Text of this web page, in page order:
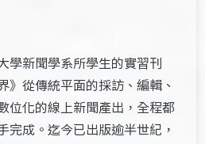
學新聞學系所學生的實習刊
》從傳統平面的採訪、編輯、
位化的線上新聞產出，全程都
完成。迄今已出版逾半世紀，